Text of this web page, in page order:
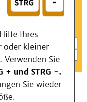
Ihres
oder kleiner
Verwenden Sie
+ und STRG -.
Sie wieder
(KIM)